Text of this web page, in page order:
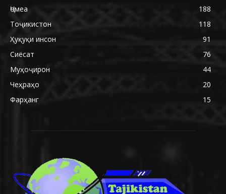
Ҷомеа
188
Тоҷикистон
118
Ҳуқуқи инсон
91
Сиёсат
76
Муҳоҷирон
44
Чеҳраҳо
20
Фарҳанг
15